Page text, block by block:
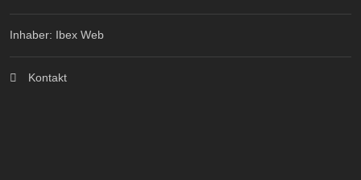
Inhaber: Ibex Web
Kontakt